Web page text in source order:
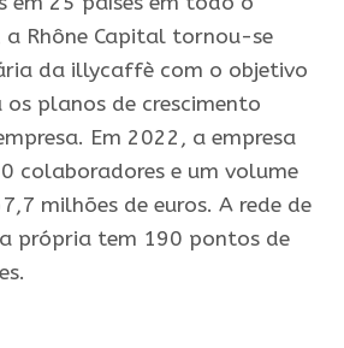
a Rhône Capital tornou-se
da illycaffè com o objetivo
planos de crescimento
Em 2022, a empresa
colaboradores e um volume
milhões de euros. A rede de
própria tem 190 pontos de